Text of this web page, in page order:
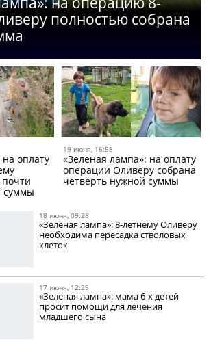
полностью собрана
оплату
суммы
19 июня, 16:58
«Зеленая лампа»: на оплату
операции Оливеру собрана
четверть нужной суммы
18 июня, 09:28
«Зеленая лампа»: 8-летнему Оливеру
необходима пересадка стволовых
клеток
17 июня, 12:29
«Зеленая лампа»: мама 6-х детей
просит помощи для лечения
младшего сына